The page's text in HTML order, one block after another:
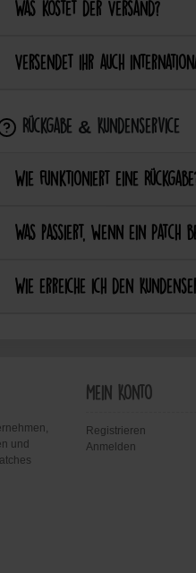
Was kostet der Versand?
Versendet ihr auch
Rückgabe & Kundenservice
Wie funktioniert eine
Was passiert, wenn ein Patch
Wie erreiche ich den
und
Mein Konto
Registrieren
Anmelden